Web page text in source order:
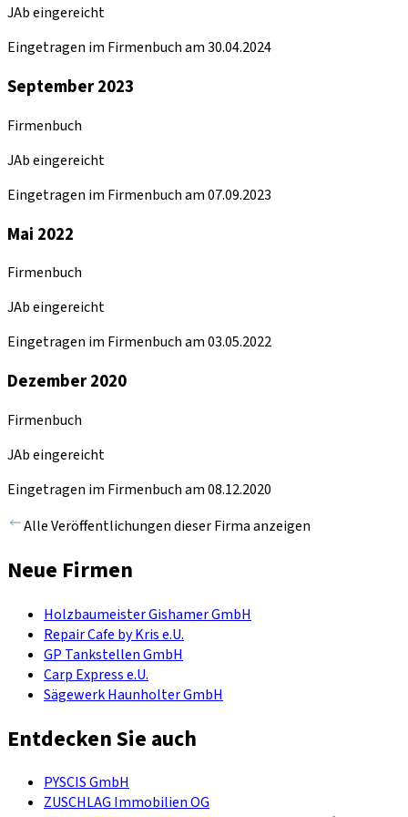
JAb eingereicht
Eingetragen im Firmenbuch am 30.04.2024
September 2023
Firmenbuch
JAb eingereicht
Eingetragen im Firmenbuch am 07.09.2023
Mai 2022
Firmenbuch
JAb eingereicht
Eingetragen im Firmenbuch am 03.05.2022
Dezember 2020
Firmenbuch
JAb eingereicht
Eingetragen im Firmenbuch am 08.12.2020
Alle Veröffentlichungen dieser Firma anzeigen
Neue Firmen
Holzbaumeister Gishamer GmbH
Repair Cafe by Kris e.U.
GP Tankstellen GmbH
Carp Express e.U.
Sägewerk Haunholter GmbH
Entdecken Sie auch
PYSCIS GmbH
ZUSCHLAG Immobilien OG